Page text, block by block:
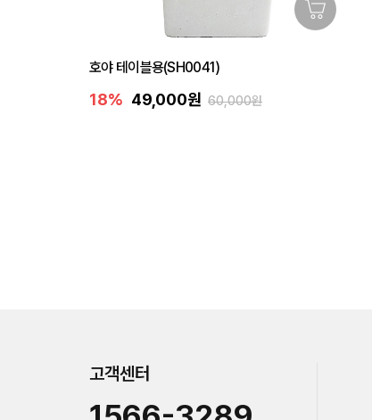
호야 테이블용(SH0041)
18% 49,000원 60,000원
고객센터